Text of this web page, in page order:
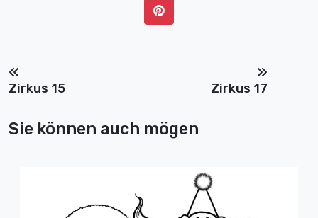
Zirkus 15 Zirkus 17
Sie können auch mögen